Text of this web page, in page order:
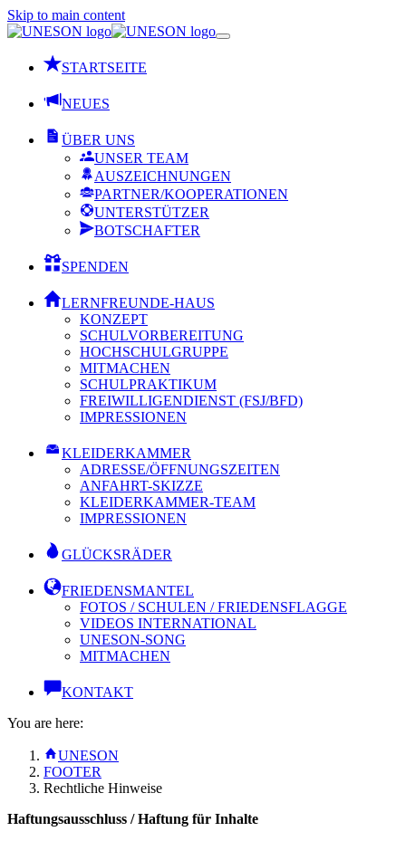
Skip to main content
STARTSEITE
NEUES
ÜBER UNS
UNSER TEAM
AUSZEICHNUNGEN
PARTNER/KOOPERATIONEN
UNTERSTÜTZER
BOTSCHAFTER
SPENDEN
LERNFREUNDE-HAUS
KONZEPT
SCHULVORBEREITUNG
HOCHSCHULGRUPPE
MITMACHEN
SCHULPRAKTIKUM
FREIWILLIGENDIENST (FSJ/BFD)
IMPRESSIONEN
KLEIDERKAMMER
ADRESSE/ÖFFNUNGSZEITEN
ANFAHRT-SKIZZE
KLEIDERKAMMER-TEAM
IMPRESSIONEN
GLÜCKSRÄDER
FRIEDENSMANTEL
FOTOS / SCHULEN / FRIEDENSFLAGGE
VIDEOS INTERNATIONAL
UNESON-SONG
MITMACHEN
KONTAKT
You are here:
UNESON
FOOTER
Rechtliche Hinweise
Haftungsausschluss / Haftung für Inhalte